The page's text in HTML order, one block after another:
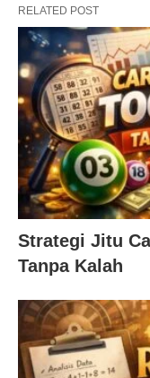
RELATED POST
Strategi Jitu
Tanpa Kalah